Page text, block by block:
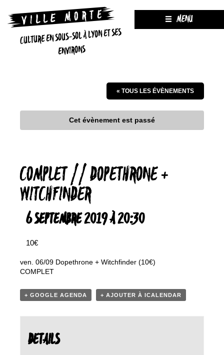
CULTURE EN SOUS-SOL À LYON ET SES
ENVIRONS
MENU
« TOUS LES ÉVÈNEMENTS
Cet évènement est passé
COMPLET // DOPETHRONE +
WITCHFINDER
6 SEPTEMBRE 2019 À 20:30
10€
ven. 06/09 Dopethrone + Witchfinder (10€)
COMPLET
+ GOOGLE AGENDA + AJOUTER À ICALENDAR
DETAILS